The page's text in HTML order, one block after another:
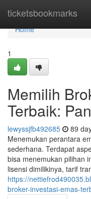
ticketsbookmarks
Home
Home
1
Memilih
Terbaik:
lewyssjfb492685 89
Menemukan perantara
sederhana. Terdapat
bisa menemukan pilihan
lisensi dimilikinya, tarif
https://
broker-investasi-emas-